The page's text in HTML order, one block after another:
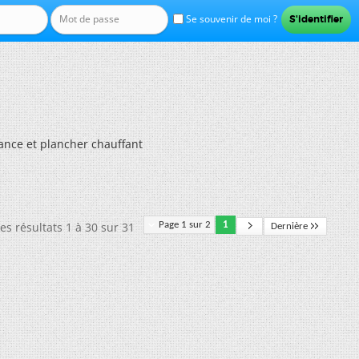
Se souvenir de moi ?
et plancher chauffant
Page 1 sur 2 1 Dernière
résultats 1 à 30 sur 31